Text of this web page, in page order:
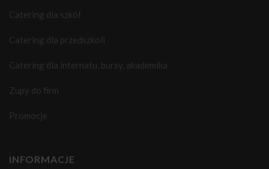
Catering dla szkół
Catering dla przedszkoli
Catering dla internatu, bursy, akademika
Zupy do firm
Promocje
INFORMACJE